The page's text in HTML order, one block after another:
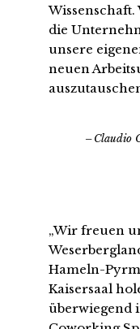
die
unsere
neuen
Claudio
„Wir freuen
Hameln-
Kaisersaal
überwiegend